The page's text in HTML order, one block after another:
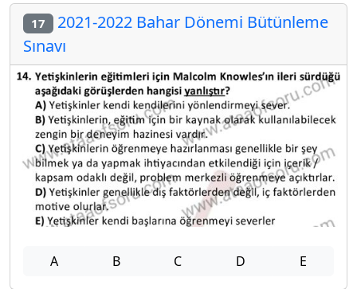
17 2021-2022 Bahar Dönemi Bütünleme
Sınavı
A B C D E